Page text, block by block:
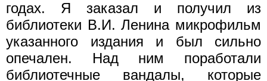
годах. Я заказал и получил из
библиотеки В.И. Ленина микрофильм
указанного издания и был сильно
опечален. Над ним поработали
библиотечные вандалы, которые